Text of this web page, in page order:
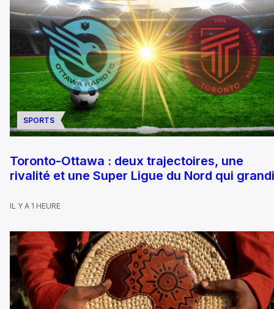
SPORTS
Toronto-Ottawa : deux trajectoires, une
rivalité et une Super Ligue du Nord qui
IL Y A 1 HEURE